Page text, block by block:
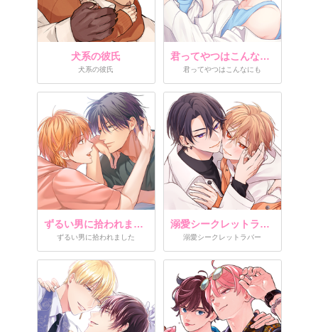
犬系の彼氏
犬系の彼氏
君ってやつはこんなにも
君ってやつはこんなにも
ずるい男に拾われました
ずるい男に拾われました
溺愛シークレットラバー
溺愛シークレットラバー